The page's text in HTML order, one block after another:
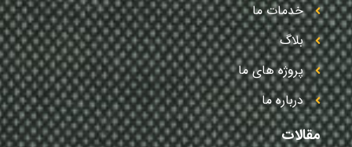
خدمات ما
بلاگ
پروژه های ما
درباره ما
مقالات